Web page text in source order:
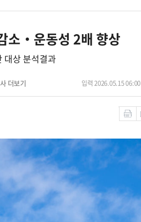
소‧운동성 2배 향상
대상 분석결과
더보기 입력 2026.05.15 06:00